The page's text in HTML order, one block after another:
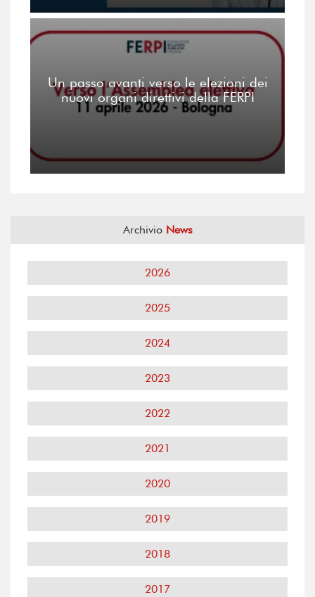
Un passo avanti verso le elezioni dei
nuovi organi direttivi della FERPI
Archivio News
2026
2025
2024
2023
2022
2021
2020
2019
2018
2017